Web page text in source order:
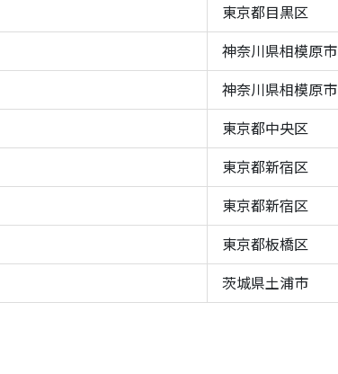
東京都目黒区
神奈川県相模原市
神奈川県相模原市
東京都中央区
東京都新宿区
東京都新宿区
東京都板橋区
茨城県土浦市